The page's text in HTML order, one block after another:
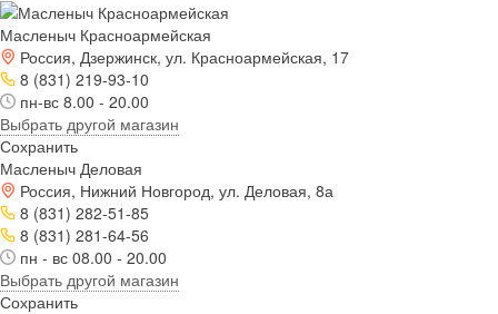
Масленыч Красноармейская
Россия, Дзержинск, ул. Красноармейская, 17
8 (831) 219-93-10
пн-вс 8.00 - 20.00
Выбрать другой магазин
Сохранить
Масленыч Деловая
Россия, Нижний Новгород, ул. Деловая, 8а
8 (831) 282-51-85
8 (831) 281-64-56
пн - вс 08.00 - 20.00
Выбрать другой магазин
Сохранить